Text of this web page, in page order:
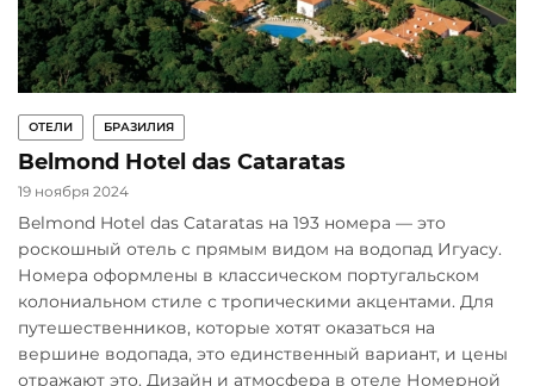
ОТЕЛИ БРАЗИЛИЯ
Belmond Hotel das Cataratas
19 ноября 2024
Belmond Hotel das Cataratas на 193 номера — это
роскошный отель с прямым видом на водопад Игуасу.
Номера оформлены в классическом португальском
колониальном стиле с тропическими акцентами. Для
путешественников, которые хотят оказаться на
вершине водопада, это единственный вариант, и цены
отражают это. Дизайн и атмосфера в отеле Номерной